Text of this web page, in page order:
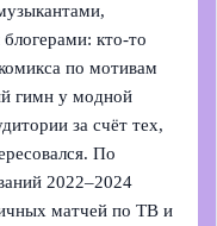
кто‑то
по мотивам
гимн у модной
за счёт тех,
По
2022–2024
матчей по ТВ и